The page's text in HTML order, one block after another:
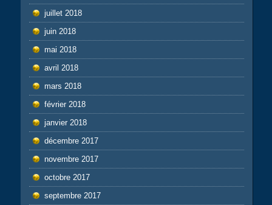
juillet 2018
juin 2018
mai 2018
avril 2018
mars 2018
février 2018
janvier 2018
décembre 2017
novembre 2017
octobre 2017
septembre 2017